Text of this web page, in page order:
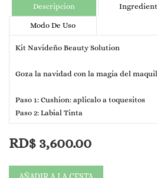
Descripcion
Modo De Uso
Kit Navideño Beauty Solution
Goza la navidad con la magia del
Paso 1: Cushion: aplicalo a toquesitos
Paso 2: Labial Tinta
Este kit es maravilloso para ti si quieres
🎄 Precio de Navidad: RD$ 4,300
RD$ 3,600.00